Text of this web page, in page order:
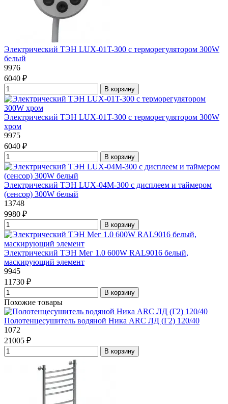
Электрический ТЭН LUX-01T-300 с терморегулятором 300W
белый
9976
6040 ₽
В корзину
Электрический ТЭН LUX-01T-300 с терморегулятором 300W
хром
9975
6040 ₽
В корзину
Электрический ТЭН LUX-04М-300 с дисплеем и таймером
(сенсор) 300W белый
13748
9980 ₽
В корзину
Электрический ТЭН Мег 1.0 600W RAL9016 белый,
маскирующий элемент
9945
11730 ₽
В корзину
Похожие товары
Полотенцесушитель водяной Ника ARC ЛД (Г2) 120/40
1072
21005 ₽
В корзину